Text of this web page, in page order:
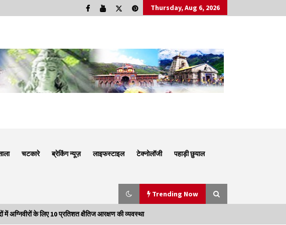
Thursday, Aug 6, 2026
चटकारे ब्रेकिंग न्यूज़ लाइफस्टाइल टेक्नोलॉजी पहाड़ी छुयाल
Trending Now
अग्निवीरों के लिए 10 प्रतिशत क्षैतिज आरक्षण की व्यवस्था